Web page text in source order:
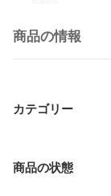
商品の情報
カテゴリー
商品の状態